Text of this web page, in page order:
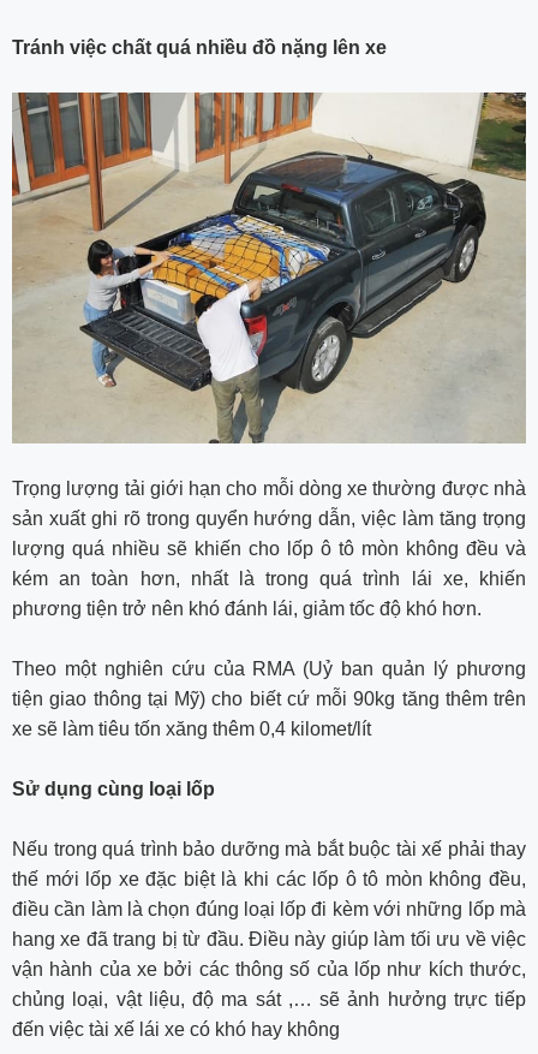
Tránh việc chất quá nhiều đồ nặng lên xe
Trọng lượng tải giới hạn cho mỗi dòng xe thường được nhà
sản xuất ghi rõ trong quyển hướng dẫn, việc làm tăng trọng
lượng quá nhiều sẽ khiến cho lốp ô tô mòn không đều và
kém an toàn hơn, nhất là trong quá trình lái xe, khiến
phương tiện trở nên khó đánh lái, giảm tốc độ khó hơn.
Theo một nghiên cứu của RMA (Uỷ ban quản lý phương
tiện giao thông tại Mỹ) cho biết cứ mỗi 90kg tăng thêm trên
xe sẽ làm tiêu tốn xăng thêm 0,4 kilomet/lít
Sử dụng cùng loại lốp
Nếu trong quá trình bảo dưỡng mà bắt buộc tài xế phải thay
thế mới lốp xe đặc biệt là khi các lốp ô tô mòn không đều,
điều cần làm là chọn đúng loại lốp đi kèm với những lốp mà
hang xe đã trang bị từ đầu. Điều này giúp làm tối ưu về việc
vận hành của xe bởi các thông số của lốp như kích thước,
chủng loại, vật liệu, độ ma sát ,… sẽ ảnh hưởng trực tiếp
đến việc tài xế lái xe có khó hay không